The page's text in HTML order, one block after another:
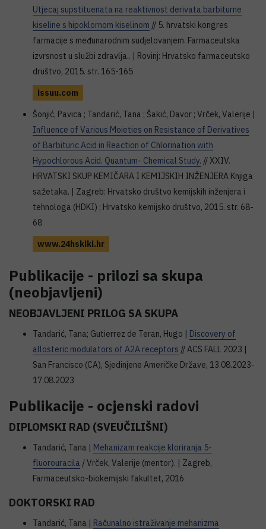
Utjecaj supstituenata na reaktivnost derivata barbiturne
kiseline s hipoklornom kiselinom // 5. hrvatski kongres
farmacije s međunarodnim sudjelovanjem. Farmaceutska
izvrsnost u službi zdravlja.. | Rovinj: Hrvatsko farmaceutsko
društvo, 2015. str. 165-165
issuu.com
Šonjić, Pavica ; Tandarić, Tana ; Šakić, Davor ; Vrček, Valerije |
Influence of Various Moieties on Resistance of Derivatives
of Barbituric Acid in Reaction of Chlorination with
Hypochlorous Acid. Quantum- Chemical Study. // XXIV.
HRVATSKI SKUP KEMIČARA I KEMIJSKIH INŽENJERA Knjiga
sažetaka. | Zagreb: Hrvatsko društvo kemijskih inženjera i
tehnologa (HDKI) ; Hrvatsko kemijsko društvo, 2015. str. 68-
68
www.24hskiki.hr
Publikacije - prilozi sa skupa
(neobjavljeni)
NEOBJAVLJENI PRILOG SA SKUPA
Tandarić, Tana; Gutierrez de Teran, Hugo | Discovery of
allosteric modulators of A2A receptors // ACS FALL 2023 |
San Francisco (CA), Sjedinjene Američke Države, 13.08.2023-
17.08.2023
Publikacije - ocjenski radovi
DIPLOMSKI RAD (SVEUČILIŠNI)
Tandarić, Tana | Mehanizam reakcije kloriranja 5-
fluorouracila / Vrček, Valerije (mentor). | Zagreb,
Farmaceutsko-biokemijski fakultet, 2016
DOKTORSKI RAD
Tandarić, Tana | Računalno istraživanje mehanizma